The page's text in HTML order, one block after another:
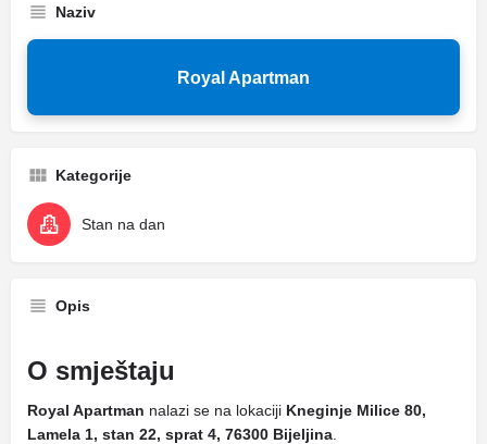
Naziv
Royal Apartman
Kategorije
Stan na dan
Opis
O smještaju
Royal Apartman nalazi se na lokaciji Kneginje Milice 80,
Lamela 1, stan 22, sprat 4, 76300 Bijeljina